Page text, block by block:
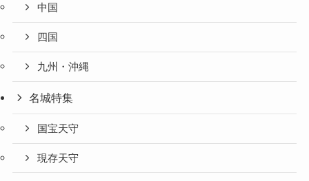
中国
四国
九州・沖縄
名城特集
国宝天守
現存天守